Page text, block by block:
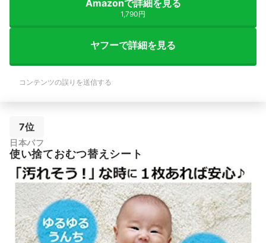
Amazonで詳細を見る
1,790円
ヤフーで詳細を見る
コンテンツの誤りを送信する
7位
日本パフ
使い捨ておむつ替えシート